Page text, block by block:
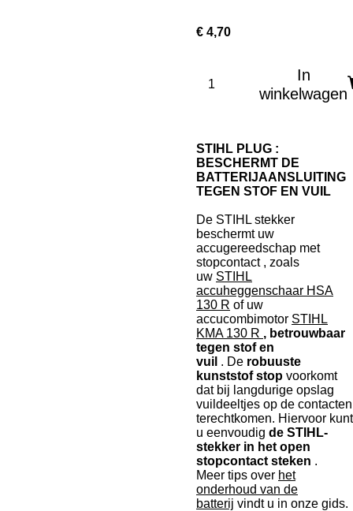
€ 4,70
In
winkelwagen
STIHL PLUG :
BESCHERMT DE
BATTERIJAANSLUITING
TEGEN STOF EN VUIL
De STIHL stekker
beschermt uw
accugereedschap met
stopcontact , zoals
uw STIHL
accuheggenschaar HSA
130 R of uw
accucombimotor STIHL
KMA 130 R , betrouwbaar
tegen stof en
vuil . De robuuste
kunststof stop voorkomt
dat bij langdurige opslag
vuildeeltjes op de contacten
terechtkomen. Hiervoor kunt
u eenvoudig de STIHL-
stekker in het open
stopcontact steken .
Meer tips over het
onderhoud van de
batterij vindt u in onze gids.